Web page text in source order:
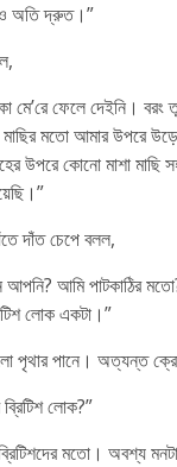
অতি দ্রুত।”
মে’রে ফেলে দেইনি। বরং
মাছির মতো আমার উপরে
উপরে কোনো মাশা মাছি
দাঁত চেপে বলল,
আমি পাটকাঠির
লোক একটা।”
পৃথার পানে। অত্যন্ত
লোক?”
মতো। অবশ্য